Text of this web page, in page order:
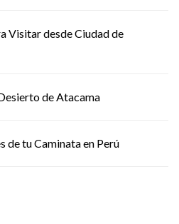
Visitar desde Ciudad de
de Atacama
de tu Caminata en Perú